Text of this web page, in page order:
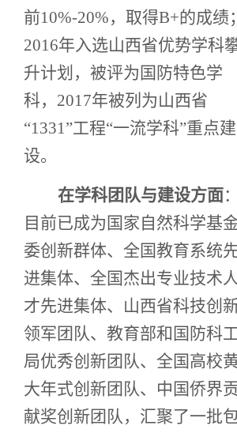
前10%-20%，取得B+的成绩；
2016年入选山西省优势学科
升计划，被评为国防特色学
科，2017年被列为山西省
“1331”工程“一流学科”重点建
设。
在学科团队与建设方面：
目前已成为国家自然科学基
委创新群体、全国教育系统
进集体、全国杰出专业技术人
才先进集体、山西省科技创
领军团队、教育部和国防科工
局优秀创新团队、全国高校
大年式创新团队、中国侨界
献奖创新团队，汇聚了一批